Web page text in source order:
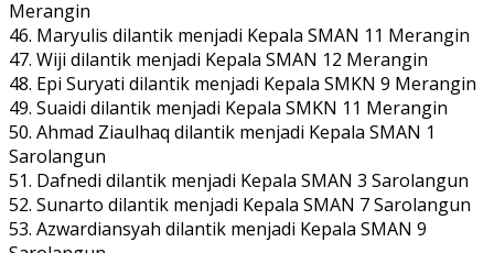
Merangin
46. Maryulis dilantik menjadi Kepala SMAN 11 Merangin
47. Wiji dilantik menjadi Kepala SMAN 12 Merangin
48. Epi Suryati dilantik menjadi Kepala SMKN 9 Merangin
49. Suaidi dilantik menjadi Kepala SMKN 11 Merangin
50. Ahmad Ziaulhaq dilantik menjadi Kepala SMAN 1
Sarolangun
51. Dafnedi dilantik menjadi Kepala SMAN 3 Sarolangun
52. Sunarto dilantik menjadi Kepala SMAN 7 Sarolangun
53. Azwardiansyah dilantik menjadi Kepala SMAN 9